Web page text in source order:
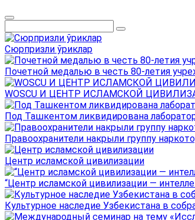
Сюрпризли ўриклар
Почетной медалью в честь 80-летия
WOSCU И ЦЕНТР ИСЛАМСКОЙ
Под Ташкентом ликвидирована
Правоохранители накрыли группу
Центр исламской цивилизации
“Центр исламской цивилизации —
Культурное наследие Узбекистана в